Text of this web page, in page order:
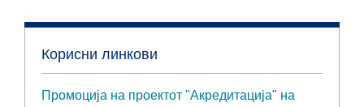
Корисни линкови
Промоција на проектот "Акредитација" на